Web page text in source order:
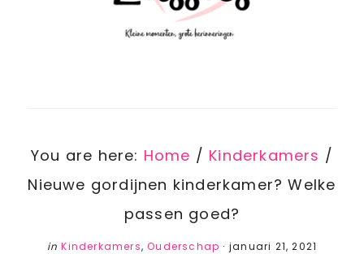
You are here: Home / Kinderkamers /
Nieuwe gordijnen kinderkamer? Welke
passen goed?
in Kinderkamers,Ouderschap · januari 21, 2021